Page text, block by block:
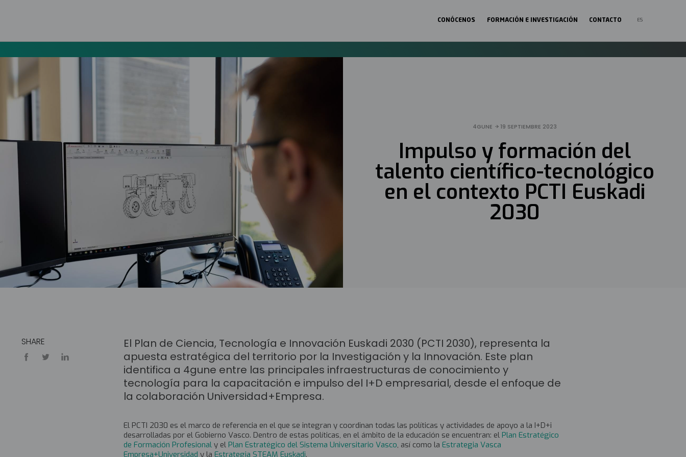
principal
CONÓCENOS FORMACIÓN E INVESTIGACIÓN CONTACTO ES
4GUNE 19 SEPTIEMBRE 2023
Impulso y formación del
talento científico-tecnológico
en el contexto PCTI Euskadi
2030
SHARE
El Plan de Ciencia, Tecnología e Innovación Euskadi 2030 (PCTI 2030), representa la
apuesta estratégica del territorio por la Investigación y la Innovación. Este plan
identifica a 4gune entre las principales infraestructuras de conocimiento y
tecnología para la capacitación e impulso del I+D empresarial, desde el enfoque de
la colaboración Universidad+Empresa.
El PCTI 2030 es el marco de referencia en el que se integran y coordinan todas las políticas y actividades de apoyo a la I+D+i
desarrolladas por el Gobierno Vasco. Dentro de estas políticas, en el ámbito de la educación se encuentran: el Plan Estratégico
de Formación Profesional y el Plan Estratégico del Sistema Universitario Vasco, así como la Estrategia Vasca
Empresa+Universidad y la Estrategia STEAM Euskadi.